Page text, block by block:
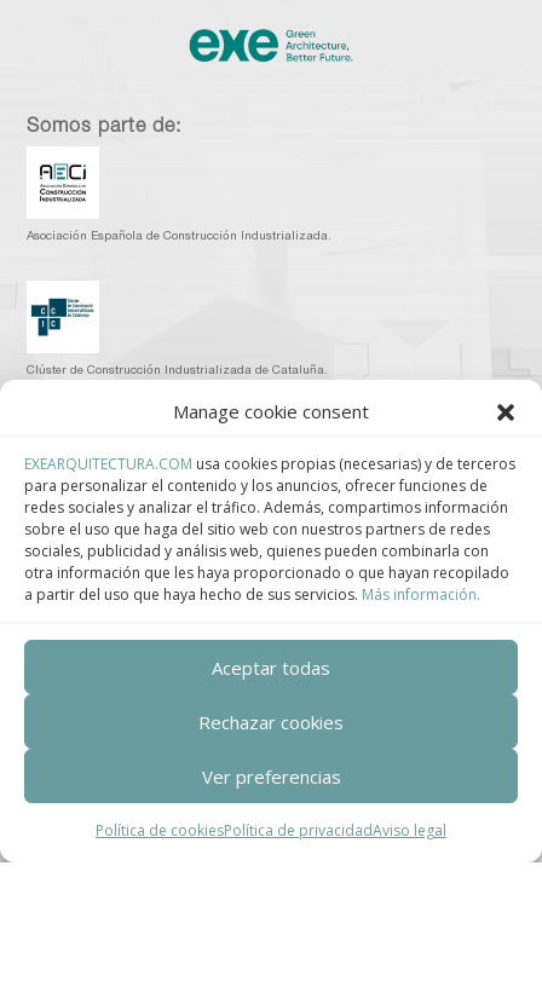
Manage cookie consent
EXEARQUITECTURA.COM usa cookies propias (necesarias) y de terceros
para personalizar el contenido y los anuncios, ofrecer funciones de
redes sociales y analizar el tráfico. Además, compartimos información
sobre el uso que haga del sitio web con nuestros partners de redes
sociales, publicidad y análisis web, quienes pueden combinarla con
otra información que les haya proporcionado o que hayan recopilado
a partir del uso que haya hecho de sus servicios. Más información.
Aceptar todas
Rechazar cookies
Ver preferencias
Política de cookiesPolítica de privacidadAviso legal
Somos parte de:
Asociación Española de Construcción Industrializada.
Clúster de Construcción Industrializada de Cataluña.
Centro de Innovación Tecnológica en Bioconstrucción y Paisajismo.
Contact
+34 932 008 035
Correo electrónico
Dirección